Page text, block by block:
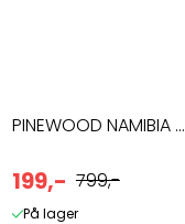
PINEWOOD NAMIBIA ...
199,- 799,-
På lager